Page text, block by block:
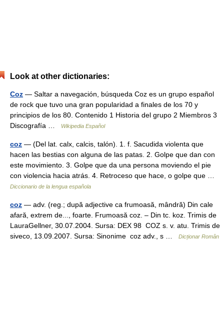
Look at other dictionaries:
Coz — Saltar a navegación, búsqueda Coz es un grupo español
de rock que tuvo una gran popularidad a finales de los 70 y
principios de los 80. Contenido 1 Historia del grupo 2 Miembros 3
Discografía …
Wikipedia Español
coz — (Del lat. calx, calcis, talón). 1. f. Sacudida violenta que
hacen las bestias con alguna de las patas. 2. Golpe que dan con
este movimiento. 3. Golpe que da una persona moviendo el pie
con violencia hacia atrás. 4. Retroceso que hace, o golpe que …
Diccionario de la lengua española
coz — adv. (reg.; după adjective ca frumoasă, mândră) Din cale
afară, extrem de..., foarte. Frumoasă coz. – Din tc. koz. Trimis de
LauraGellner, 30.07.2004. Sursa: DEX 98 COZ s. v. atu. Trimis de
siveco, 13.09.2007. Sursa: Sinonime coz adv., s …
Dicționar Român